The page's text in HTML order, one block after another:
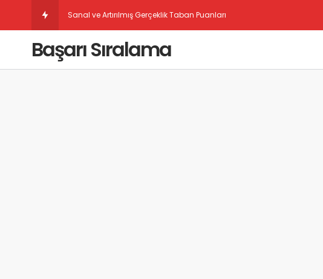
Sanal ve Artırılmış Gerçeklik Taban Puanları
Başarı Sıralama